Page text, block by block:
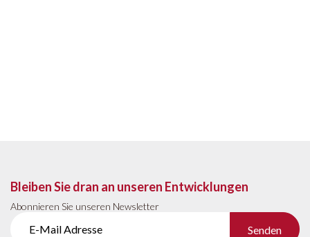
Bleiben Sie dran an unseren Entwicklungen
Abonnieren Sie unseren Newsletter
Senden